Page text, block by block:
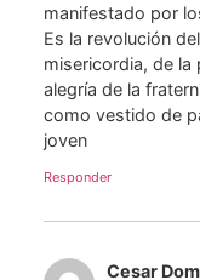
manifestado por
Es la revolución
misericordia, de la
alegría de la
como vestido de
joven
Responder
Cesar